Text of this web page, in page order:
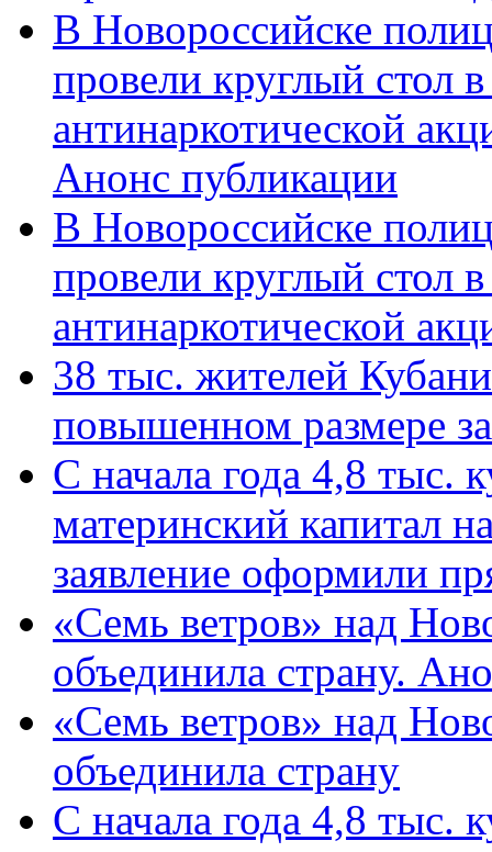
В Новороссийске
провели круглый стол
антинаркотической
Анонс публикации
В Новороссийске
провели круглый стол
антинаркотической
38 тыс. жителей
повышенном размере
С начала года 4,8 тыс.
материнский капитал
заявление оформили
«Семь ветров» над
объединила страну.
«Семь ветров» над
объединила страну
С начала года 4,8 тыс.